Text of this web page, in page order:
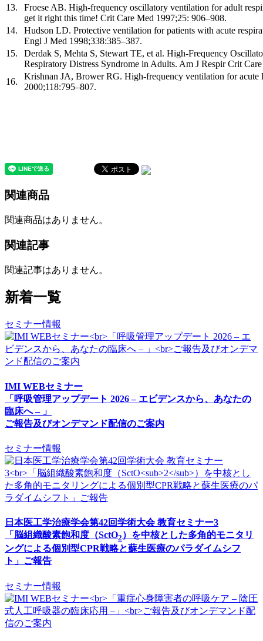
13.
Froese AB. High-frequency oscillatory ventilation for adult
get it right this time! Crit Care Med 1997;25: 906–908.
14.
Hudson LD. Protective ventilation for patients with acute
Engl J Med 1998;338:385–387.
15.
Derdak S, Mehta S, Stewart TE, et al. High-Frequency
Respiratory Distress Syndrome in Adults. Am J Respir Crit
16.
Krishnan JA, Brower RG. High-frequency ventilation for acute
2000;118:795–807.
関連商品
関連商品はありません。
関連記事
関連記事はありません。
新着一覧
セミナー情報
IMI WEBセミナー
「呼吸管理アップデート 2026 – エビデンスから、あなたの
臨床へ – 」
ご報告及びオンデマンド配信のご案内
セミナー情報
日本医工学治療学会第42回学術大会 教育セミナー3
「脳組織酸素飽和度（SctO2 ）を中核とした多角的モニタリ
ングによる個別型CPR戦略と蘇生医療のパラダイムシフ
ト」ご報告
セミナー情報